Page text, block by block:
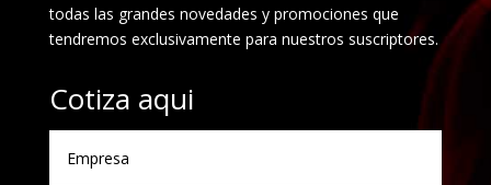
todas las grandes novedades y promociones que
tendremos exclusivamente para nuestros suscriptores.
Cotiza aqui